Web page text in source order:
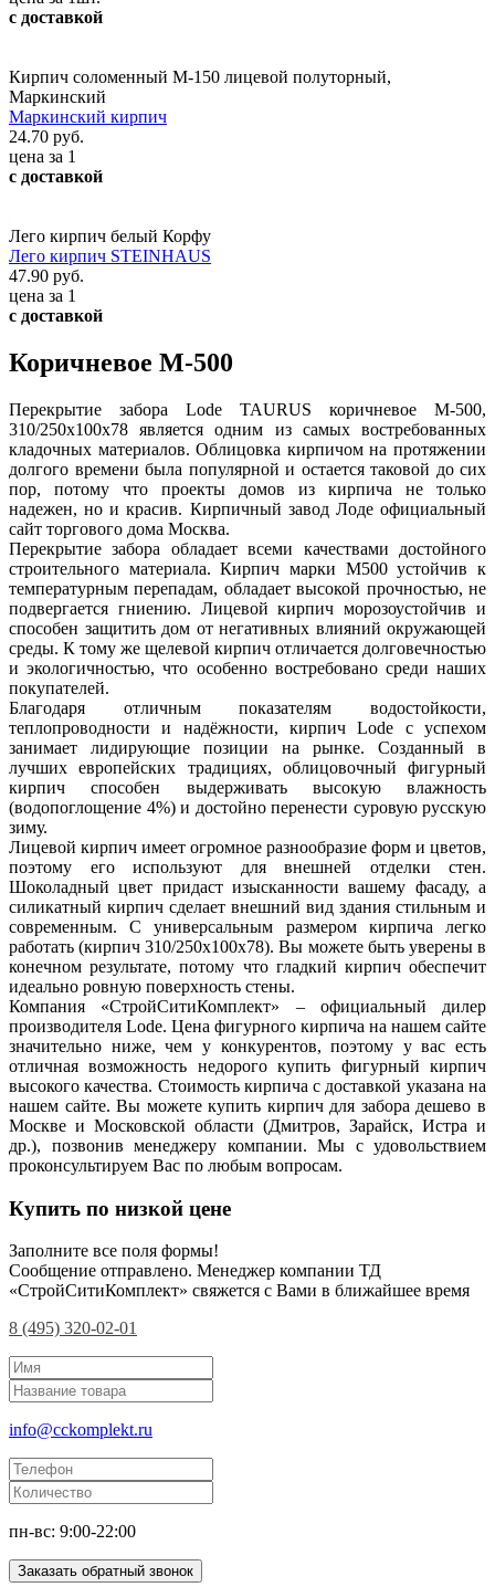
с доставкой
Кирпич соломенный М-150 лицевой полуторный,
Маркинский
Маркинский кирпич
24.70 руб.
цена за 1
с доставкой
Лего кирпич белый Корфу
Лего кирпич STEINHAUS
47.90 руб.
цена за 1
с доставкой
Коричневое М-500
Перекрытие забора Lode TAURUS коричневое М-500,
310/250х100х78 является одним из самых востребованных
кладочных материалов. Облицовка кирпичом на протяжении
долгого времени была популярной и остается таковой до сих
пор, потому что проекты домов из кирпича не только
надежен, но и красив. Кирпичный завод Лоде официальный
сайт торгового дома Москва.
Перекрытие забора обладает всеми качествами достойного
строительного материала. Кирпич марки М500 устойчив к
температурным перепадам, обладает высокой прочностью, не
подвергается гниению. Лицевой кирпич морозоустойчив и
способен защитить дом от негативных влияний окружающей
среды. К тому же щелевой кирпич отличается долговечностью
и экологичностью, что особенно востребовано среди наших
покупателей.
Благодаря отличным показателям водостойкости,
теплопроводности и надёжности, кирпич Lode с успехом
занимает лидирующие позиции на рынке. Созданный в
лучших европейских традициях, облицовочный фигурный
кирпич способен выдерживать высокую влажность
(водопоглощение 4%) и достойно перенести суровую русскую
зиму.
Лицевой кирпич имеет огромное разнообразие форм и цветов,
поэтому его используют для внешней отделки стен.
Шоколадный цвет придаст изысканности вашему фасаду, а
силикатный кирпич сделает внешний вид здания стильным и
современным. С универсальным размером кирпича легко
работать (кирпич 310/250х100х78). Вы можете быть уверены в
конечном результате, потому что гладкий кирпич обеспечит
идеально ровную поверхность стены.
Компания «СтройСитиКомплект» – официальный дилер
производителя Lode. Цена фигурного кирпича на нашем сайте
значительно ниже, чем у конкурентов, поэтому у вас есть
отличная возможность недорого купить фигурный кирпич
высокого качества. Стоимость кирпича с доставкой указана на
нашем сайте. Вы можете купить кирпич для забора дешево в
Москве и Московской области (Дмитров, Зарайск, Истра и
др.), позвонив менеджеру компании. Мы с удовольствием
проконсультируем Вас по любым вопросам.
Купить по низкой цене
Заполните все поля формы!
Сообщение отправлено. Менеджер компании ТД
«СтройСитиКомплект» свяжется с Вами в ближайшее время
8 (495) 320-02-01
info@cckomplekt.ru
пн-вс: 9:00-22:00
Заказать обратный звонок